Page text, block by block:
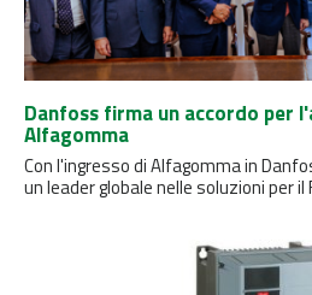
Danfoss firma un accordo per
Alfagomma
Con l'ingresso di Alfagomma in
un leader globale nelle soluzioni per il